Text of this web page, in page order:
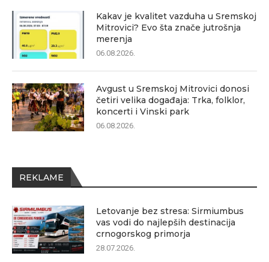
Kakav je kvalitet vazduha u Sremskoj
Mitrovici? Evo šta znače jutrošnja
merenja
06.08.2026.
Avgust u Sremskoj Mitrovici donosi
četiri velika događaja: Trka, folklor,
koncerti i Vinski park
06.08.2026.
REKLAME
Letovanje bez stresa: Sirmiumbus
vas vodi do najlepših destinacija
crnogorskog primorja
28.07.2026.